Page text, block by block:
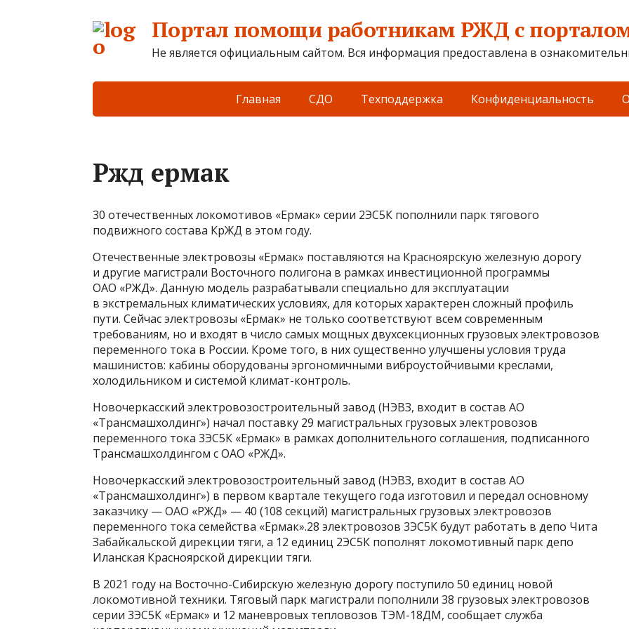
Портал помощи работникам РЖД с
Не является официальным сайтом. Вся информация предоставлена в
Главная СДО Техподдержка Конфиденциальность
Ржд ермак
30 отечественных локомотивов «Ермак» серии 2ЭС5К пополнили парк тягового
подвижного состава КрЖД в этом году.
Отечественные электровозы «Ермак» поставляются на Красноярскую железную дорогу
и другие магистрали Восточного полигона в рамках инвестиционной программы
ОАО «РЖД». Данную модель разрабатывали специально для эксплуатации
в экстремальных климатических условиях, для которых характерен сложный профиль
пути. Сейчас электровозы «Ермак» не только соответствуют всем современным
требованиям, но и входят в число самых мощных двухсекционных грузовых электровозов
переменного тока в России. Кроме того, в них существенно улучшены условия труда
машинистов: кабины оборудованы эргономичными виброустойчивыми креслами,
холодильником и системой климат-контроль.
Новочеркасский электровозостроительный завод (НЭВЗ, входит в состав АО
«Трансмашхолдинг») начал поставку 29 магистральных грузовых электровозов
переменного тока 3ЭС5К «Ермак» в рамках дополнительного соглашения, подписанного
Трансмашхолдингом с ОАО «РЖД».
Новочеркасский электровозостроительный завод (НЭВЗ, входит в состав АО
«Трансмашхолдинг») в первом квартале текущего года изготовил и передал основному
заказчику — ОАО «РЖД» — 40 (108 секций) магистральных грузовых электровозов
переменного тока семейства «Ермак».28 электровозов 3ЭС5К будут работать в депо Чита
Забайкальской дирекции тяги, а 12 единиц 2ЭС5К пополнят локомотивный парк депо
Иланская Красноярской дирекции тяги.
В 2021 году на Восточно-Сибирскую железную дорогу поступило 50 единиц новой
локомотивной техники. Тяговый парк магистрали пополнили 38 грузовых электровозов
серии 3ЭС5К «Ермак» и 12 маневровых тепловозов ТЭМ-18ДМ, сообщает служба